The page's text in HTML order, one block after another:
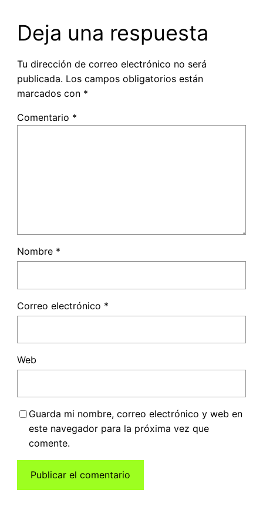
Deja una respuesta
Tu dirección de correo electrónico no será
publicada. Los campos obligatorios están
marcados con *
Comentario *
Nombre *
Correo electrónico *
Web
Guarda mi nombre, correo electrónico y web en
este navegador para la próxima vez que
comente.